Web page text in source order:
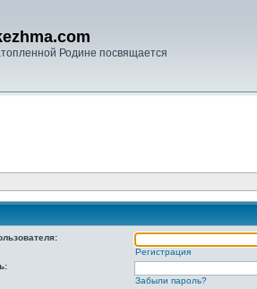
Родине посвящается
Регистрация
Забыли пароль?